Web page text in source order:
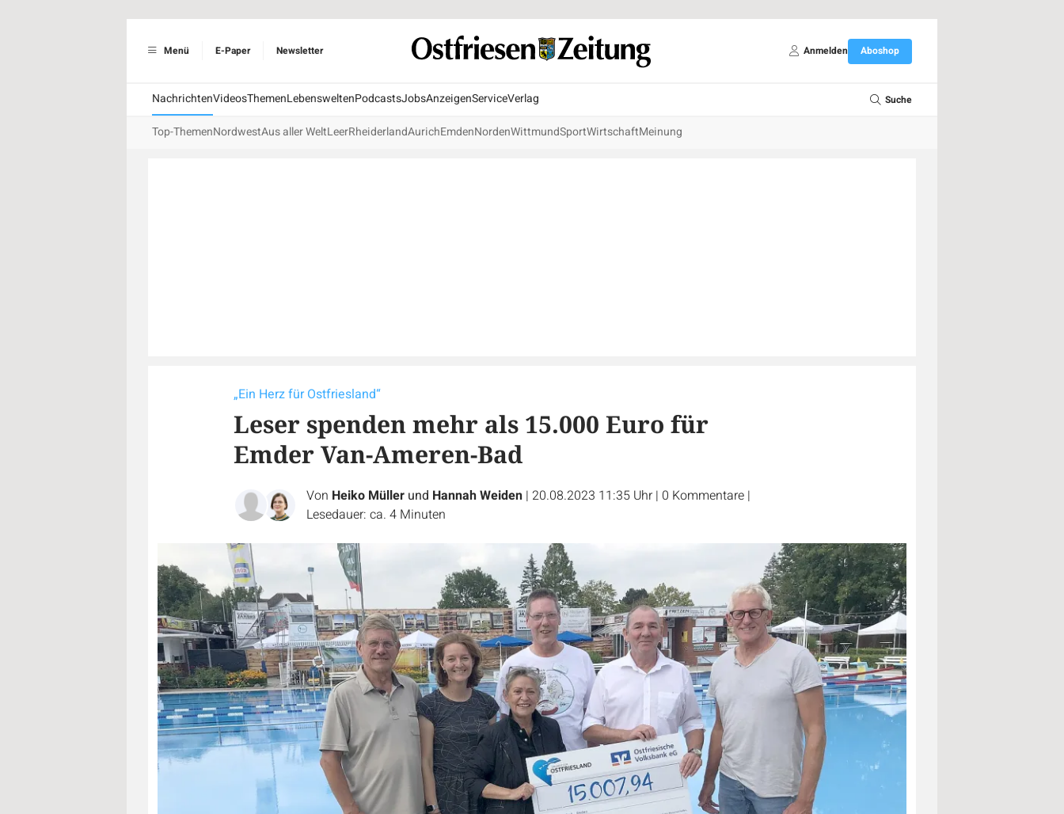
Menü E-Paper Newsletter Anmelden Aboshop
NachrichtenVideosThemenLebensweltenPodcastsJobsAnzeigenServiceVerlag Suche
Top-ThemenNordwestAus aller WeltLeerRheiderlandAurichEmdenNordenWittmundSportWirtschaftMeinung
„Ein Herz für Ostfriesland“
Leser spenden mehr als 15.000 Euro für
Emder Van-Ameren-Bad
Von Heiko Müller und Hannah Weiden | 20.08.2023 11:35 Uhr | 0 Kommentare |
Lesedauer: ca. 4 Minuten